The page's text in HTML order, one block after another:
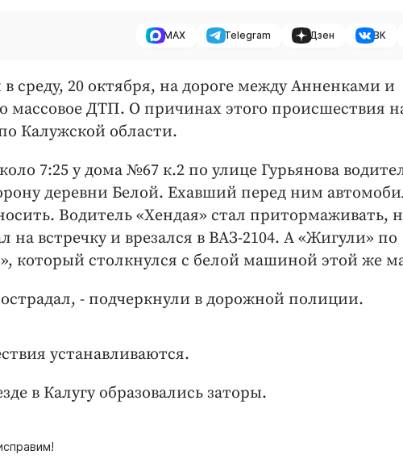
MAX Telegram Дзен ВК
в среду, 20 октября, на дороге между Анненками и
массовое ДТП. О причинах этого происшествия
Калужской области.
7:25 у дома №67 к.2 по улице Гурьянова
деревни Белой. Ехавший перед ним
Водитель «Хендая» стал притормаживать,
на встречку и врезался в ВАЗ-2104. А «Жигули» по
который столкнулся с белой машиной этой же
- подчеркнули в дорожной полиции.
устанавливаются.
в Калугу образовались заторы.